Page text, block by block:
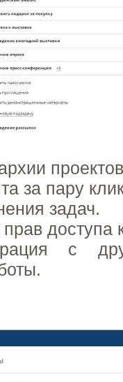
за пару
задач.
доступа
с